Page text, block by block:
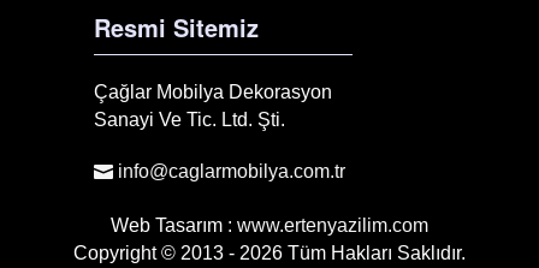
Resmi Sitemiz
Çağlar Mobilya Dekorasyon
Sanayi Ve Tic. Ltd. Şti.
info@caglarmobilya.com.tr
Web Tasarım : www.ertenyazilim.com
Copyright © 2013 - 2026 Tüm Hakları Saklıdır.